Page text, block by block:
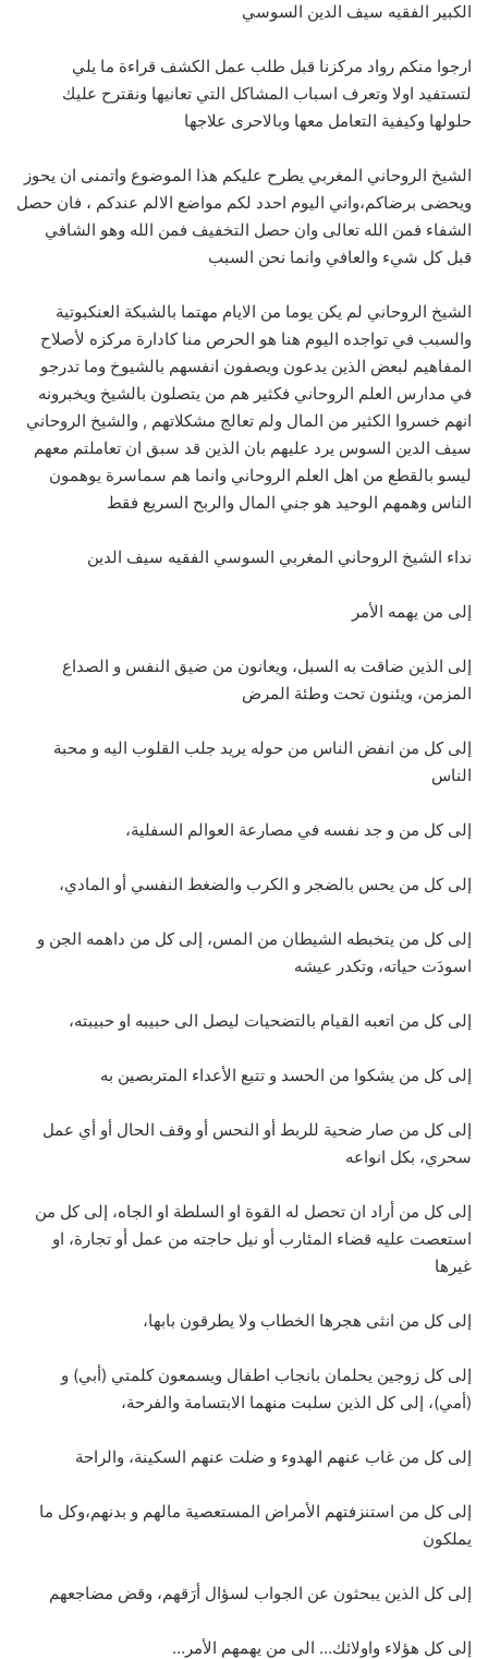
الكبير الفقيه سيف الدين السوسي
ارجوا منكم رواد مركزنا قبل طلب عمل الكشف قراءة ما يلي
لتستفيد اولا وتعرف اسباب المشاكل التي تعانيها ونقترح عليك
حلولها وكيفية التعامل معها وبالاحرى علاجها
الشيخ الروحاني المغربي يطرح عليكم هذا الموضوع واتمنى ان يحوز
ويحضى برضاكم،واني اليوم احدد لكم مواضع الالم عندكم ، فان حصل
الشفاء فمن الله تعالى وان حصل التخفيف فمن الله وهو الشافي
قبل كل شيء والعافي وانما نحن السبب
الشيخ الروحاني لم يكن يوما من الايام مهتما بالشبكة العنكبوتية
والسبب في تواجده اليوم هنا هو الحرص منا كادارة مركزه لأصلاح
المفاهيم لبعض الذين يدعون ويصفون انفسهم بالشيوخ وما تدرجو
في مدارس العلم الروحاني فكثير هم من يتصلون بالشيخ ويخبرونه
انهم خسروا الكثير من المال ولم تعالج مشكلاتهم , والشيخ الروحاني
سيف الدين السوس يرد عليهم بان الذين قد سبق ان تعاملتم معهم
ليسو بالقطع من اهل العلم الروحاني وانما هم سماسرة يوهمون
الناس وهمهم الوحيد هو جني المال والربح السريع فقط
نداء الشيخ الروحاني المغربي السوسي الفقيه سيف الدين
إلى من يهمه الأمر
إلى الذين ضاقت به السبل، ويعانون من ضيق النفس و الصداع
المزمن، ويئنون تحت وطئة المرض
إلى كل من انفض الناس من حوله يريد جلب القلوب اليه و محبة
الناس
إلى كل من و جد نفسه في مصارعة العوالم السفلية،
إلى كل من يحس بالضجر و الكرب والضغط النفسي أو المادي،
إلى كل من يتخبطه الشيطان من المس، إلى كل من داهمه الجن و
اسودَت حياته، وتكدر عيشه
إلى كل من اتعبه القيام بالتضحيات ليصل الى حبيبه او حبيبته،
إلى كل من يشكوا من الحسد و تتبع الأعداء المتربصين به
إلى كل من صار ضحية للربط أو النحس أو وقف الحال أو أي عمل
سحري، بكل انواعه
إلى كل من أراد ان تحصل له القوة او السلطة او الجاه، إلى كل من
استعصت عليه قضاء المئارب أو نيل حاجته من عمل أو تجارة، او
غيرها
إلى كل من انثى هجرها الخطاب ولا يطرقون بابها،
إلى كل زوجين يحلمان بانجاب اطفال ويسمعون كلمتي (أبي) و
(أمي)، إلى كل الذين سلبت منهما الابتسامة والفرحة،
إلى كل من غاب عنهم الهدوء و ضلت عنهم السكينة، والراحة
إلى كل من استنزفتهم الأمراض المستعصية مالهم و بدنهم،وكل ما
يملكون
إلى كل الذين يبحثون عن الجواب لسؤال أرَقهم، وقض مضاجعهم
إلى كل هؤلاء واولائك… الى من يهمهم الأمر…